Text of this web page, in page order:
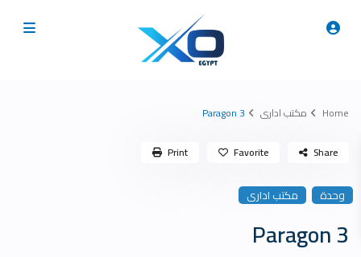
Home مكتب ادارى Paragon 3
وحدة مكتب ادارى
Paragon 3
Share
Favorite
Print